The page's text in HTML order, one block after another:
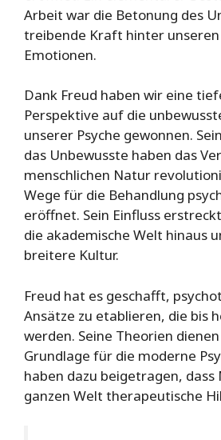
Arbeit war die Betonung des
treibende Kraft hinter
Emotionen.
Dank Freud haben wir eine
Perspektive auf die
unserer Psyche gewonnen.
das Unbewusste haben das
menschlichen Natur
Wege für die Behandlung
eröffnet. Sein Einfluss
die akademische Welt hinaus
breitere Kultur.
Freud hat es geschafft,
Ansätze zu etablieren, die bis
werden. Seine Theorien
Grundlage für die moderne
haben dazu beigetragen,
ganzen Welt therapeutische